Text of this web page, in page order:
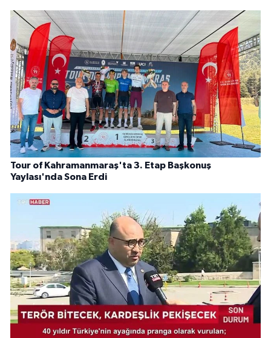
Tour of Kahramanmaraş'ta 3. Etap Başkonuş
Yaylası'nda Sona Erdi